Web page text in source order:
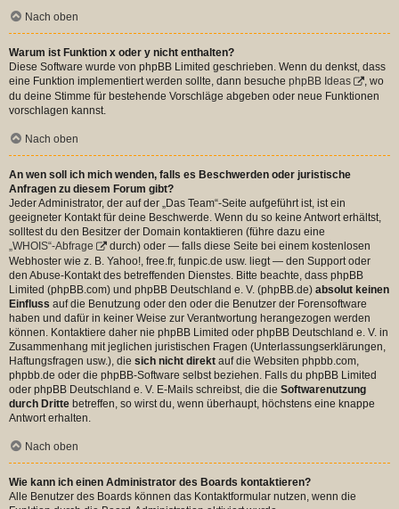
Nach oben
Warum ist Funktion x oder y nicht enthalten?
Diese Software wurde von phpBB Limited geschrieben. Wenn du denkst, dass
eine Funktion implementiert werden sollte, dann besuche phpBB Ideas
, wo
du deine Stimme für bestehende Vorschläge abgeben oder neue Funktionen
vorschlagen kannst.
Nach oben
An wen soll ich mich wenden, falls es Beschwerden oder juristische
Anfragen zu diesem Forum gibt?
Jeder Administrator, der auf der „Das Team“-Seite aufgeführt ist, ist ein
geeigneter Kontakt für deine Beschwerde. Wenn du so keine Antwort erhältst,
solltest du den Besitzer der Domain kontaktieren (führe dazu eine
„WHOIS“-Abfrage
durch) oder — falls diese Seite bei einem kostenlosen
Webhoster wie z. B. Yahoo!, free.fr, funpic.de usw. liegt — den Support oder
den Abuse-Kontakt des betreffenden Dienstes. Bitte beachte, dass phpBB
Limited (phpBB.com) und phpBB Deutschland e. V. (phpBB.de) absolut keinen
Einfluss auf die Benutzung oder den oder die Benutzer der Forensoftware
haben und dafür in keiner Weise zur Verantwortung herangezogen werden
können. Kontaktiere daher nie phpBB Limited oder phpBB Deutschland e. V. in
Zusammenhang mit jeglichen juristischen Fragen (Unterlassungserklärungen,
Haftungsfragen usw.), die sich nicht direkt auf die Websiten phpbb.com,
phpbb.de oder die phpBB-Software selbst beziehen. Falls du phpBB Limited
oder phpBB Deutschland e. V. E-Mails schreibst, die die Softwarenutzung
durch Dritte betreffen, so wirst du, wenn überhaupt, höchstens eine knappe
Antwort erhalten.
Nach oben
Wie kann ich einen Administrator des Boards kontaktieren?
Alle Benutzer des Boards können das Kontaktformular nutzen, wenn die